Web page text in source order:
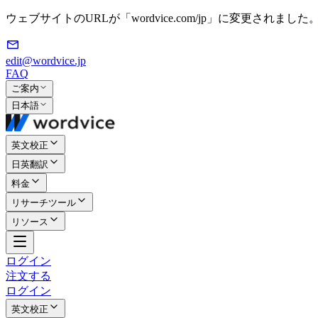
ウェブサイトのURLが「wordvice.com/jp」に変更されました。
edit@wordvice.jp
FAQ
ご案内
日本語
英文校正
日英翻訳
料金
リサーチツール
リソース
ログイン
注文する
ログイン
英文校正